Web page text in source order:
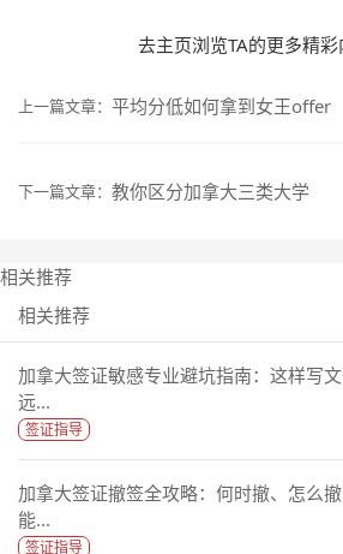
去主页浏览TA的更多精
上一篇文章： 平均分低如何拿到女王offer
下一篇文章： 教你区分加拿大三类大学
相关推荐
相关推荐
加拿大签证敏感专业避坑指南：这样写文
远...
签证指导
加拿大签证撤签全攻略：何时撤、怎么
能...
签证指导